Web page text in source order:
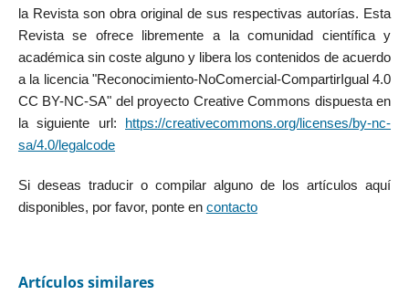
la Revista son obra original de sus respectivas autorías. Esta
Revista se ofrece libremente a la comunidad científica y
académica sin coste alguno y libera los contenidos de acuerdo
a la licencia "Reconocimiento-NoComercial-CompartirIgual 4.0
CC BY-NC-SA" del proyecto Creative Commons dispuesta en
la siguiente url:
https://creativecommons.org/licenses/by-nc-
sa/4.0/legalcode
Si deseas traducir o compilar alguno de los artículos aquí
disponibles, por favor, ponte en contacto
Artículos similares